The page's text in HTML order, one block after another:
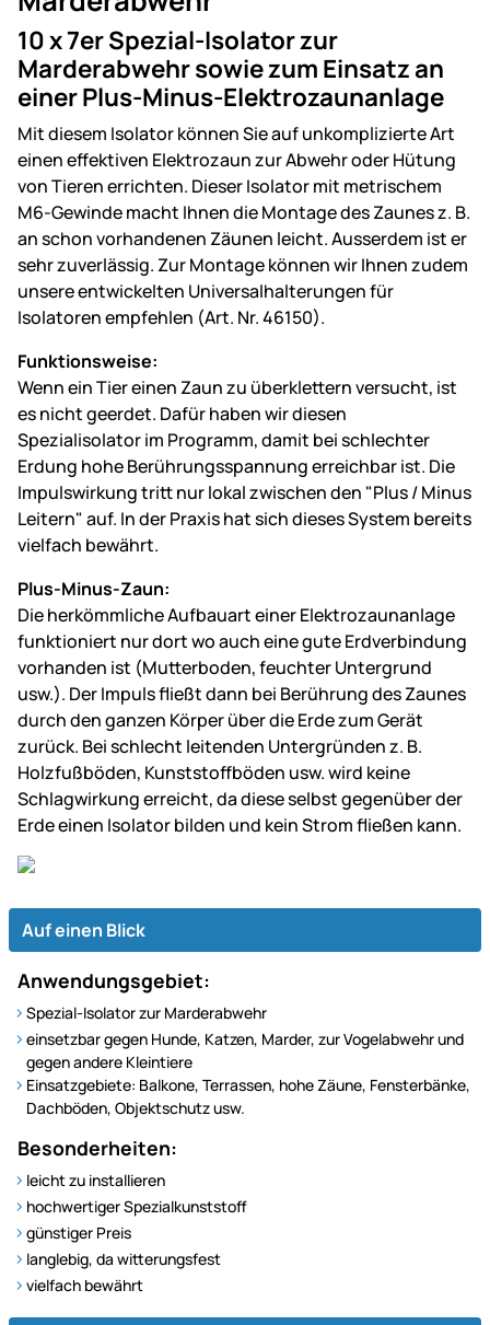
10 x 7er Spezial-Isolator zur
Marderabwehr sowie zum Einsatz an
einer Plus-Minus-Elektrozaunanlage
Mit diesem Isolator können Sie auf unkomplizierte Art
einen effektiven Elektrozaun zur Abwehr oder Hütung
von Tieren errichten. Dieser Isolator mit metrischem
M6-Gewinde macht Ihnen die Montage des Zaunes z. B.
an schon vorhandenen Zäunen leicht. Ausserdem ist er
sehr zuverlässig. Zur Montage können wir Ihnen zudem
unsere entwickelten Universalhalterungen für
Isolatoren empfehlen (Art. Nr. 46150).
Funktionsweise:
Wenn ein Tier einen Zaun zu überklettern versucht, ist
es nicht geerdet. Dafür haben wir diesen
Spezialisolator im Programm, damit bei schlechter
Erdung hohe Berührungsspannung erreichbar ist. Die
Impulswirkung tritt nur lokal zwischen den "Plus / Minus
Leitern" auf. In der Praxis hat sich dieses System bereits
vielfach bewährt.
Plus-Minus-Zaun:
Die herkömmliche Aufbauart einer Elektrozaunanlage
funktioniert nur dort wo auch eine gute Erdverbindung
vorhanden ist (Mutterboden, feuchter Untergrund
usw.). Der Impuls fließt dann bei Berührung des Zaunes
durch den ganzen Körper über die Erde zum Gerät
zurück. Bei schlecht leitenden Untergründen z. B.
Holzfußböden, Kunststoffböden usw. wird keine
Schlagwirkung erreicht, da diese selbst gegenüber der
Erde einen Isolator bilden und kein Strom fließen kann.
Auf einen Blick
Anwendungsgebiet:
Spezial-Isolator zur Marderabwehr
einsetzbar gegen Hunde, Katzen, Marder, zur Vogelabwehr und
gegen andere Kleintiere
Einsatzgebiete: Balkone, Terrassen, hohe Zäune, Fensterbänke,
Dachböden, Objektschutz usw.
Besonderheiten:
leicht zu installieren
hochwertiger Spezialkunststoff
günstiger Preis
langlebig, da witterungsfest
vielfach bewährt